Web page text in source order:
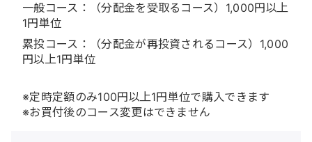
一般コース：（分配金を受取るコース）1,000円以上
1円単位
累投コース：（分配金が再投資されるコース）1,000
円以上1円単位
※定時定額のみ100円以上1円単位で購入できます
※お買付後のコース変更はできません